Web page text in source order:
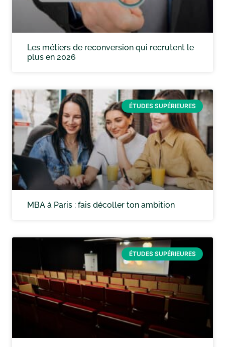
Les métiers de reconversion qui recrutent le
plus en 2026
ÉTUDES SUPÉRIEURES
MBA à Paris : fais décoller ton ambition
ÉTUDES SUPÉRIEURES